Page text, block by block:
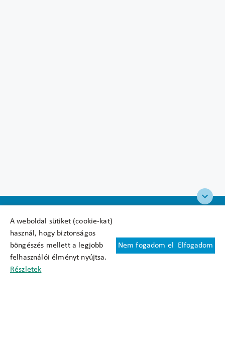
A weboldal sütiket (cookie-kat)
használ, hogy biztonságos
böngészés mellett a legjobb
felhasználói élményt nyújtsa.
Részletek
Nem fogadom el Elfogadom
Felhasználási feltételek